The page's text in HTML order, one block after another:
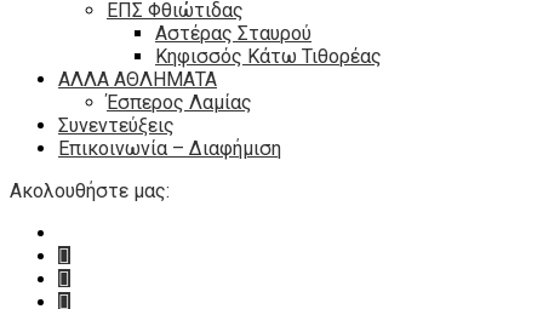
ΕΠΣ Φθιώτιδας
Αστέρας Σταυρού
Κηφισσός Κάτω Τιθορέας
ΑΛΛΑ ΑΘΛΗΜΑΤΑ
Έσπερος Λαμίας
Συνεντεύξεις
Επικοινωνία – Διαφήμιση
Ακολουθήστε μας: